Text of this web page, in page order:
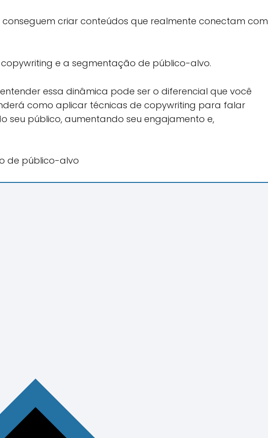
criar conteúdos que realmente conectam com
e a segmentação de público-alvo.
essa dinâmica pode ser o diferencial que você
como aplicar técnicas de copywriting para falar
seu público, aumentando seu engajamento e,